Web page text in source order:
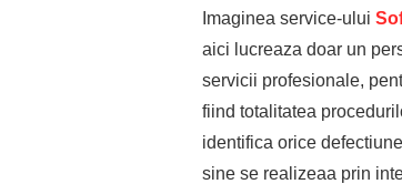
Imaginea service-ului
aici lucreaza doar un
servicii profesionale,
fiind totalitatea
identifica orice
sine se realizeaa prin